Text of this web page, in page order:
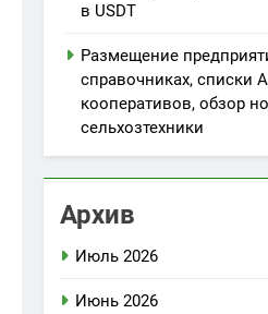
в USDT
Размещение
справочниках, списки
кооперативов, обзор
сельхозтехники
Архив
Июль 2026
Июнь 2026